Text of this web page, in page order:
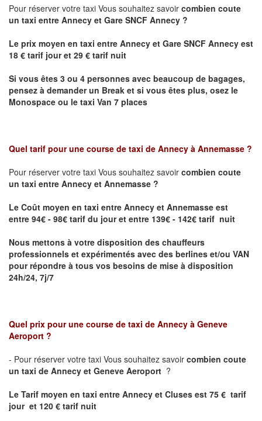
Pour réserver votre taxi Vous souhaitez savoir combien coute
un taxi entre Annecy et Gare SNCF Annecy ?
Le prix moyen en taxi entre Annecy et Gare SNCF Annecy est
18 € tarif jour et 29 € tarif nuit
Si vous êtes 3 ou 4 personnes avec beaucoup de bagages,
pensez à demander un Break et si vous êtes plus, osez le
Monospace ou le taxi Van 7 places
Quel tarif pour une course de taxi de Annecy à Annemasse ?
Pour réserver votre taxi Vous souhaitez savoir combien coute
un taxi entre Annecy et Annemasse ?
Le Coût moyen en taxi entre Annecy et Annemasse est
entre 94€ - 98€ tarif du jour et entre 139€ - 142€ tarif nuit
Nous mettons à votre disposition des chauffeurs
professionnels et expérimentés avec des berlines et/ou VAN
pour répondre à tous vos besoins de mise à disposition
24h/24, 7j/7
Quel prix pour une course de taxi de Annecy à Geneve
Aeroport ?
- Pour réserver votre taxi Vous souhaitez savoir combien coute
un taxi de Annecy et Geneve Aeroport ?
Le Tarif moyen en taxi entre Annecy et Cluses est 75 € tarif
jour et 120 € tarif nuit